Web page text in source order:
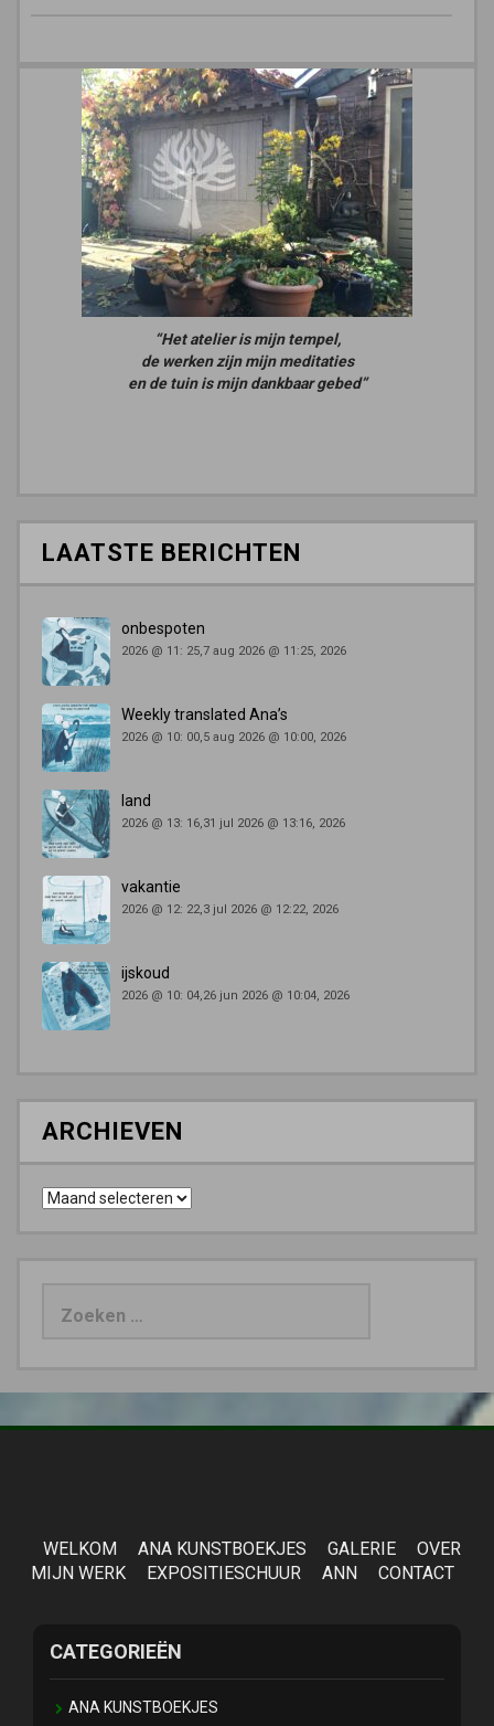
“Het atelier is mijn tempel,
de werken zijn mijn meditaties
en de tuin is mijn dankbaar gebed”
LAATSTE BERICHTEN
onbespoten
2026 @ 11: 25,7 aug 2026 @ 11:25, 2026
Weekly translated Ana’s
2026 @ 10: 00,5 aug 2026 @ 10:00, 2026
land
2026 @ 13: 16,31 jul 2026 @ 13:16, 2026
vakantie
2026 @ 12: 22,3 jul 2026 @ 12:22, 2026
ijskoud
2026 @ 10: 04,26 jun 2026 @ 10:04, 2026
ARCHIEVEN
Archieven
WELKOM ANA KUNSTBOEKJES GALERIE
OVER
MIJN WERK
EXPOSITIESCHUUR ANN CONTACT
CATEGORIEËN
ANA KUNSTBOEKJES